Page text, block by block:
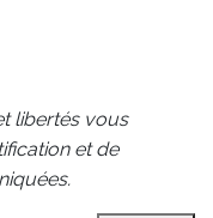
libertés vous
et de